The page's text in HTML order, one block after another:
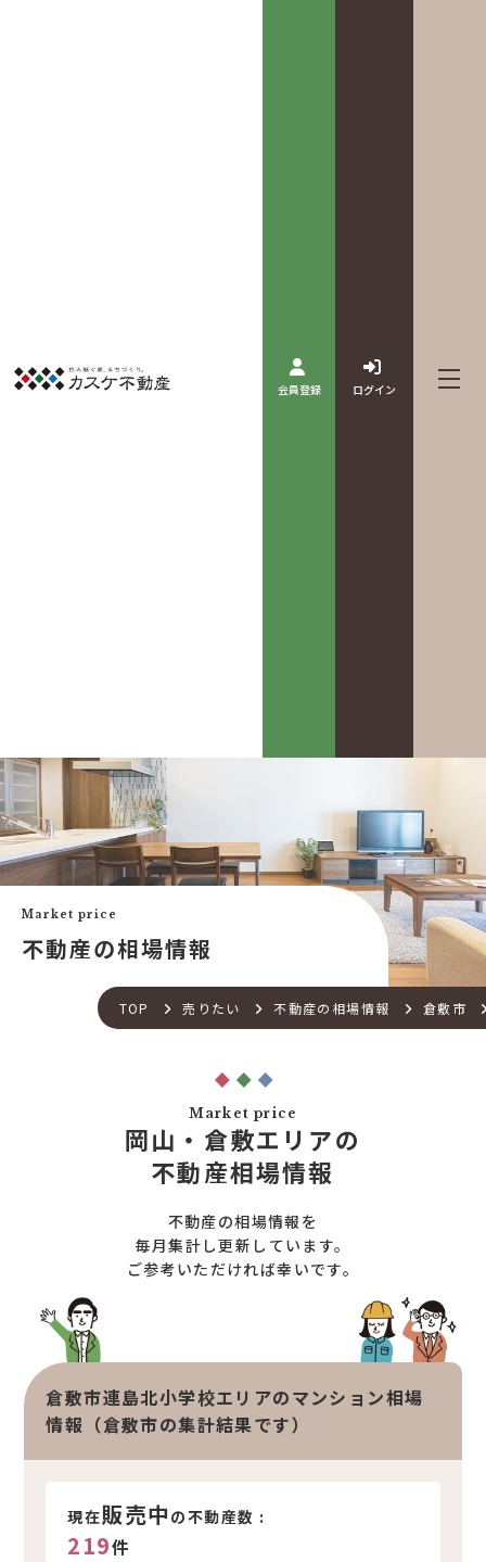
会員登録 ログイン
カスケって？
カスケホームグループ
買いたい
中古×RF(リノベ)
新築建売購入サポート
不動産流通の仕組み
住宅ローンサポート
住宅売却サポート
不動産売却サポート
査定依頼
不動産の相場情報
不動産を探す
物件検索
お気に入り不動産を見る
お客様の声
みんなの不動産小話
中古リフォーム事例
店舗紹介
スタッフ紹介
お知らせ一覧
不動産コラム
オンライン相談サービス
TOP 売りたい 不動産の相場情報 倉敷市
Market price
不動産の相場情報
Market price
岡山・倉敷エリアの
不動産相場情報
不動産の相場情報を
毎月集計し更新しています。
ご参考いただければ幸いです。
倉敷市連島北小学校エリアのマンション相場
情報（倉敷市の集計結果です）
現在販売中 の不動産数 :
219件